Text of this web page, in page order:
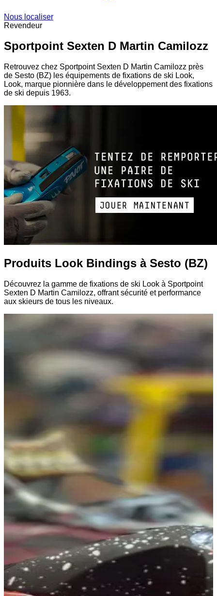
Nous localiser
Revendeur
Sportpoint Sexten D Martin Camilozz
Retrouvez chez Sportpoint Sexten D Martin Camilozz près
de Sesto (BZ) les équipements de fixations de ski Look,
Look, marque pionnière dans le développement des fixations
de ski depuis 1963.
Produits Look Bindings à Sesto (BZ)
Découvrez la gamme de fixations de ski Look à Sportpoint
Sexten D Martin Camilozz, offrant sécurité et performance
aux skieurs de tous les niveaux.